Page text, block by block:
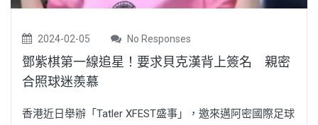
2024-02-05 No Responses
鄧紫棋第一線追星！要求貝克漢背上簽名 親密
合照球迷羨慕
香港近日舉辦「Tatler XFEST盛事」，邀來邁阿密國際足球